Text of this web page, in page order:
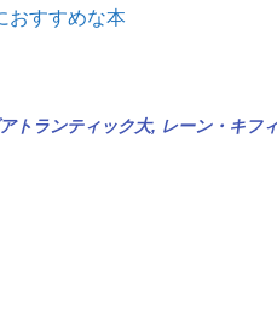
おすすめな本
トランティック大, レーン・キフ